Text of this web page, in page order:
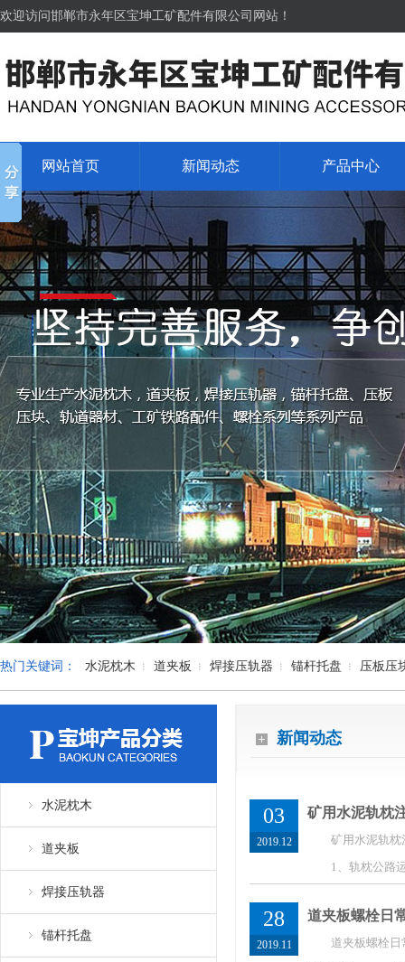
欢迎访问邯郸市永年区宝坤工矿配件有限公司网站！
网站首页 新闻动态 产品中心
热门关键词： 水泥枕木 道夹板 焊接压轨器 锚杆托盘 压板压
水泥枕木
道夹板
焊接压轨器
锚杆托盘
新闻动态
03
2019.12
矿用水泥轨枕
矿用水泥轨枕注
1、轨枕公路运
28
2019.11
道夹板螺栓日
道夹板螺栓日常